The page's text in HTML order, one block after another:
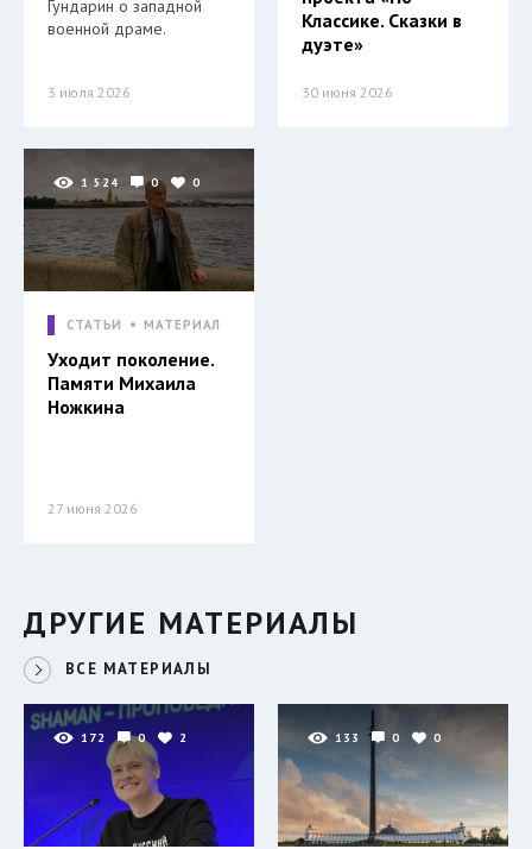
Гундарин о западной
военной драме.
3 июля 2026
Классике. Сказки в
дуэте»
30 июня 2026
1 524 0 0
СТАТЬИ МАТЕРИАЛ
Уходит поколение.
Памяти Михаила
Ножкина
27 июня 2026
ДРУГИЕ МАТЕРИАЛЫ
ВСЕ МАТЕРИАЛЫ
172 0 2 133 0 0